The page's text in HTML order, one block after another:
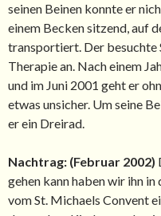
seinen Beinen konnte er
einem Becken sitzend, auf
transportiert. Der besuchte
Therapie an. Nach einem
und im Juni 2001 geht er
etwas unsicher. Um seine
er ein Dreirad.
Nachtrag: (Februar 2002)
gehen kann haben wir ihn
vom St. Michaels Convent